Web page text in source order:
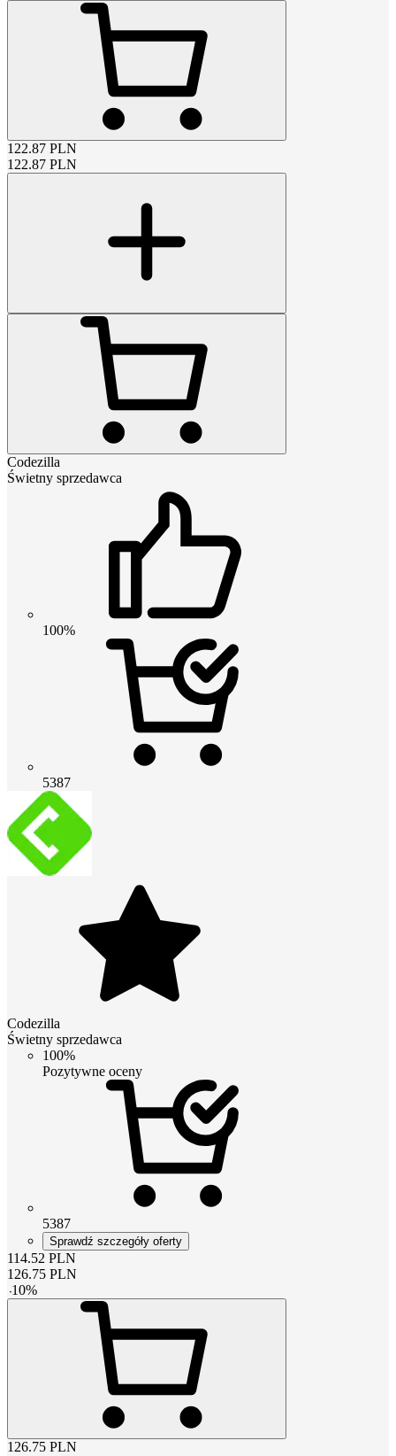
122.87 PLN
122.87 PLN
Codezilla
Świetny sprzedawca
100%
5387
Codezilla
Świetny sprzedawca
100%
Pozytywne oceny
5387
Sprawdź szczegóły oferty
114.52 PLN
126.75 PLN
-10%
126.75 PLN